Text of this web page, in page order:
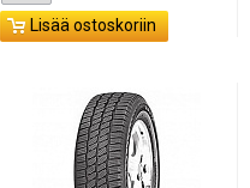
Lisää ostoskoriin